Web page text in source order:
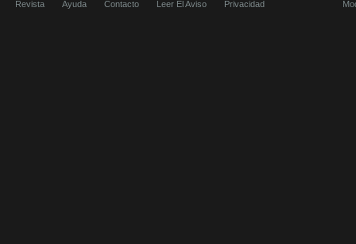
Revista Ayuda Contacto Leer El Aviso Privacidad